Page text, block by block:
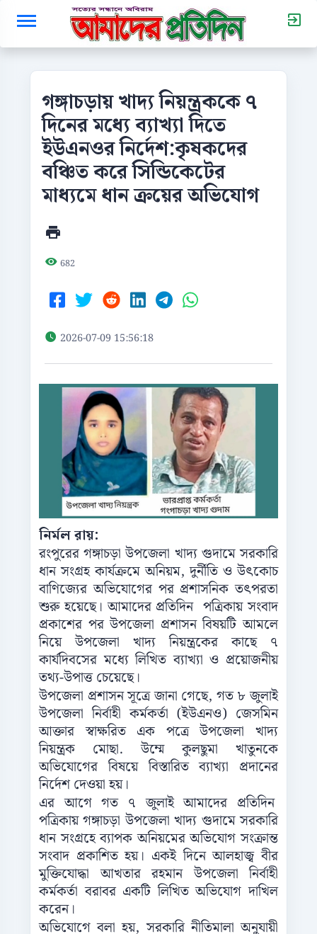
গঙ্গাচড়ায় খাদ্য নিয়ন্ত্রককে ৭
দিনের মধ্যে ব্যাখ্যা দিতে
ইউএনওর নির্দেশ:কৃষকদের
বঞ্চিত করে সিন্ডিকেটের
মাধ্যমে ধান ক্রয়ের অভিযোগ
682
2026-07-09 15:56:18
নির্মল রায়:
রংপুরের গঙ্গাচড়া উপজেলা খাদ্য গুদামে সরকারি
ধান সংগ্রহ কার্যক্রমে অনিয়ম, দুর্নীতি ও উৎকোচ
বাণিজ্যের অভিযোগের পর প্রশাসনিক তৎপরতা
শুরু হয়েছে। আমাদের প্রতিদিন পত্রিকায় সংবাদ
প্রকাশের পর উপজেলা প্রশাসন বিষয়টি আমলে
নিয়ে উপজেলা খাদ্য নিয়ন্ত্রকের কাছে ৭
কার্যদিবসের মধ্যে লিখিত ব্যাখ্যা ও প্রয়োজনীয়
তথ্য-উপাত্ত চেয়েছে।
উপজেলা প্রশাসন সূত্রে জানা গেছে, গত ৮ জুলাই
উপজেলা নির্বাহী কর্মকর্তা (ইউএনও) জেসমিন
আক্তার স্বাক্ষরিত এক পত্রে উপজেলা খাদ্য
নিয়ন্ত্রক মোছা. উম্মে কুলছুমা খাতুনকে
অভিযোগের বিষয়ে বিস্তারিত ব্যাখ্যা প্রদানের
নির্দেশ দেওয়া হয়।
এর আগে গত ৭ জুলাই আমাদের প্রতিদিন
পত্রিকায় গঙ্গাচড়া উপজেলা খাদ্য গুদামে সরকারি
ধান সংগ্রহে ব্যাপক অনিয়মের অভিযোগ সংক্রান্ত
সংবাদ প্রকাশিত হয়। একই দিনে আলহাজ্ব বীর
মুক্তিযোদ্ধা আখতার রহমান উপজেলা নির্বাহী
কর্মকর্তা বরাবর একটি লিখিত অভিযোগ দাখিল
করেন।
অভিযোগে বলা হয়, সরকারি নীতিমালা অনুযায়ী